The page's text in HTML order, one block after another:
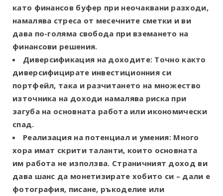
като финансов буфер при неочаквани разходи,
намалява стреса от месечните сметки и ви
дава по-голяма свобода при вземането на
финансови решения.
Диверсификация на доходите: Точно както
диверсифицирате инвестиционния си
портфейл, така и разчитането на множество
източника на доходи намалява риска при
загуба на основната работа или икономически
спад.
Реализация на потенциал и умения:Много
хора имат скрити таланти, които основната
им работа не използва. Страничният доход ви
дава шанс да монетизирате хобито си – дали е
фотография, писане, ръкоделие или